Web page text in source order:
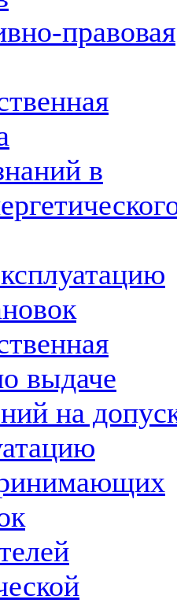
правовая
в
выдаче
на